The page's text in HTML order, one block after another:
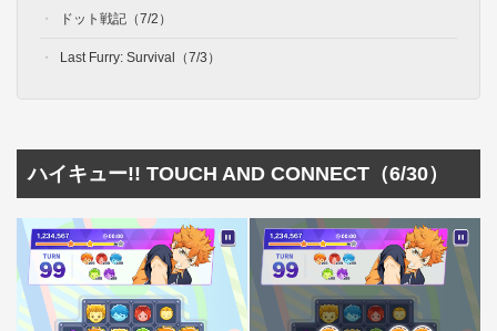
ドット戦記（7/2）
Last Furry: Survival（7/3）
ハイキュー!! TOUCH AND CONNECT（6/30）